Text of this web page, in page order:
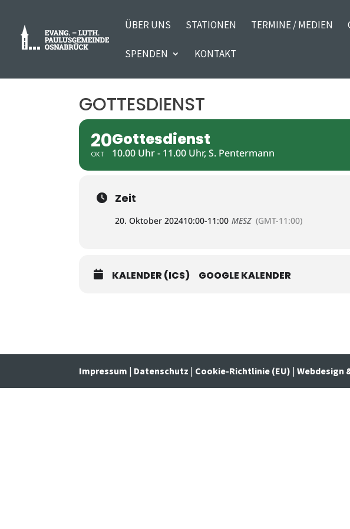
ÜBER UNS STATIONEN TERMINE / MEDIEN
SPENDEN KONTAKT
GOTTESDIENST
20
OKT
Gottesdienst
10.00 Uhr - 11.00 Uhr, S. Pentermann
Zeit
20. Oktober 202410:00-11:00 MESZ (GMT-11:00)
KALENDER (ICS) GOOGLE KALENDER
Impressum | Datenschutz | Cookie-Richtlinie (EU) |Webdesign